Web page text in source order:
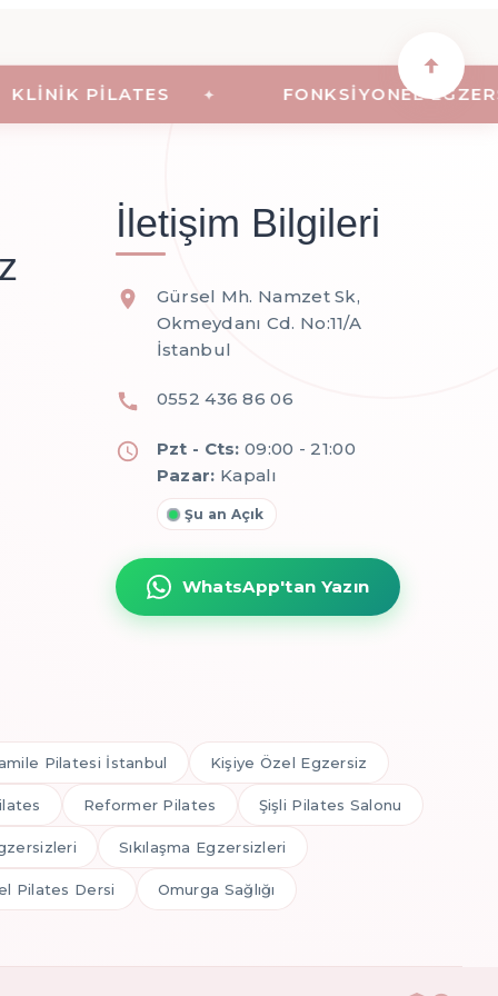
PILATES FONKSIYONEL EGZERSIZ
İletişim Bilgileri
Gürsel Mh. Namzet Sk,
Okmeydanı Cd. No:11/A
İstanbul
0552 436 86 06
Pzt - Cts: 09:00 - 21:00
Pazar: Kapalı
Şu an Açık
WhatsApp'tan Yazın
Pilatesi İstanbul Kişiye Özel Egzersiz
Reformer Pilates Şişli Pilates Salonu
Sıkılaşma Egzersizleri
Pilates Dersi Omurga Sağlığı